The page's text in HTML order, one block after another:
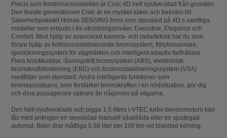
Precis som femdörrarsmodellen är Civic 4D helt nyutvecklad från grunden.
Den tionde generationen Civic är en mycket säker och bekväm bil.
Säkerhetspaketet Honda SENSING finns som standard på 4D:s samtliga
modeller som erbjuds i tre utrustningsnivåer, Executive, Elegance och
Comfort. Med hjälp av avancerad kamera- och radarteknik har du som
förare hjälp av kollisionsminimerande bromssystem, filbytesvarnare,
igenkänningssystem för vägmärken och intelligent adaptiv farthållare.
Flera krockkuddar, låsningsfritt bromssystem (ABS), elektronisk
bromskraftsfördelning (EBD) och fordonsstabiliseringssystem (VSA)
medföljer som standard. Andra intelligenta funktioner som
bromsassistsans, som förstärker bromskraften i en nödsituation, gör dig
och dina passagerare säkrare än någonsin på vägarna.
Den helt nyutvecklade och pigga 1,5-liters i-VTEC turbo bensinmotorn kan
fås med antingen en sexväxlad manuell växellåda eller en sjustegad
automat. Bilen drar måttliga 0,58 liter per 100 km vid blandad körning.